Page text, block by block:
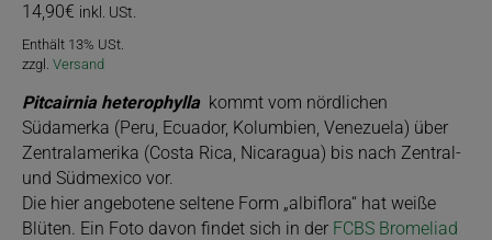
14,90€ inkl. USt.
Enthält 13% USt.
zzgl. Versand
Pitcairnia heterophylla kommt vom nördlichen
Südamerka (Peru, Ecuador, Kolumbien, Venezuela) über
Zentralamerika (Costa Rica, Nicaragua) bis nach Zentral-
und Südmexico vor.
Die hier angebotene seltene Form „albiflora“ hat weiße
Blüten. Ein Foto davon findet sich in der FCBS Bromeliad